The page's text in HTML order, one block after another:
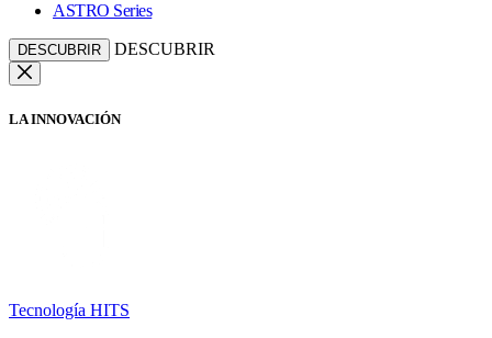
ASTRO Series
DESCUBRIR DESCUBRIR
LA INNOVACIÓN
Tecnología HITS